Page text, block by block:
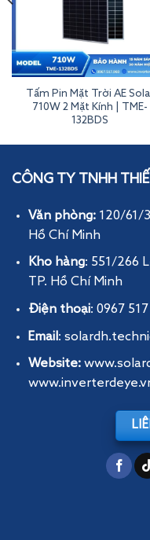
Tấm Pin Mặt Trời AE
710W 2 Mặt Kính | TME-
132BDS
Tấm Pin Mặt Trời AE 580W 2 Mặt
CÔNG TY TNHH
Văn phòng: 120/61/
Hồ Chí Minh
Kho hàng: 551/266
TP. Hồ Chí Minh
Điện thoại: 0967
Email :
Website: